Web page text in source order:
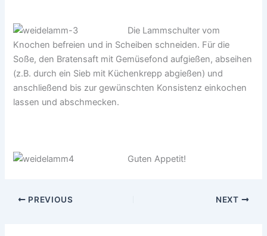
Die Lammschulter vom
Knochen befreien und in Scheiben schneiden. Für die
Soße, den Bratensaft mit Gemüsefond aufgießen, abseihen
(z.B. durch ein Sieb mit Küchenkrepp abgießen) und
anschließend bis zur gewünschten Konsistenz einkochen
lassen und abschmecken.
Guten Appetit!
PREVIOUS NEXT